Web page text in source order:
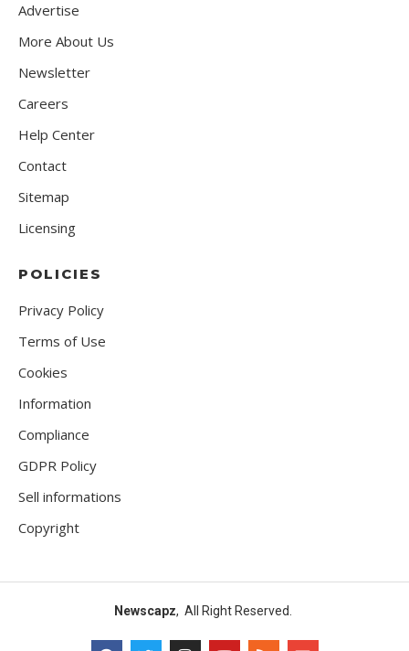
Advertise
More About Us
Newsletter
Careers
Help Center
Contact
Sitemap
Licensing
POLICIES
Privacy Policy
Terms of Use
Cookies
Information
Compliance
GDPR Policy
Sell informations
Copyright
Newscapz, All Right Reserved.